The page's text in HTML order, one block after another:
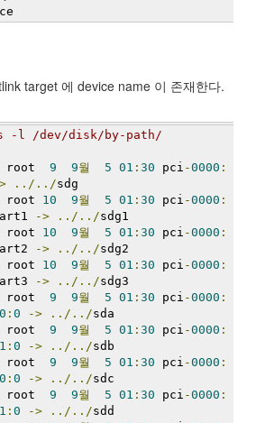
target 에 device name 이 존재한다.
-l /dev/disk/by-path/
root 9 9월 5 01 : 30 pci -0000 :
../../sdg
root 10 9월 5 01 : 30 pci -0000 :
-> ../../sdg1
root 10 9월 5 01 : 30 pci -0000 :
-> ../../sdg2
root 10 9월 5 01 : 30 pci -0000 :
-> ../../sdg3
root 9 9월 5 01 : 30 pci -0000 :
0 : 0 -> ../../sda
root 9 9월 5 01 : 30 pci -0000 :
1 : 0 -> ../../sdb
root 9 9월 5 01 : 30 pci -0000 :
0 : 0 -> ../../sdc
root 9 9월 5 01 : 30 pci -0000 :
1 : 0 -> ../../sdd